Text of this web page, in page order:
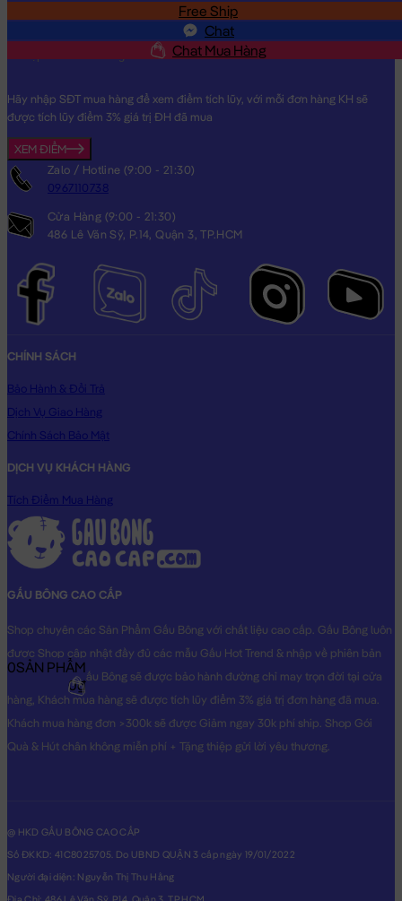
Free Ship
Chat
Chat Mua Hàng
Hãy nhập SĐT mua hàng để xem điểm tích lũy, với mỗi đơn hàng KH sẽ
được tích lũy điểm 3% giá trị ĐH đã mua
XEM ĐIỂM
Zalo / Hotline (9:00 - 21:30)
0967110738
Cửa Hàng (9:00 - 21:30)
486 Lê Văn Sỹ, P.14, Quận 3, TP.HCM
CHÍNH SÁCH
Bảo Hành & Đổi Trả
Dịch Vụ Giao Hàng
Chính Sách Bảo Mật
DỊCH VỤ KHÁCH HÀNG
Tích Điểm Mua Hàng
GẤU BÔNG CAO CẤP
Shop chuyên các Sản Phẩm Gấu Bông với chất liệu cao cấp. Gấu Bông luôn
được Shop cập nhật đầy đủ các mẫu Gấu Hot Trend & nhập về phiên bản
Original nhất. Gấu Bông sẽ được bảo hành đường chỉ may trọn đời tại cửa
hàng, Khách mua hàng sẽ được tích lũy điểm 3% giá trị đơn hàng đã mua.
Khách mua hàng đơn >300k sẽ được Giảm ngay 30k phí ship. Shop Gói
Quà & Hút chân không miễn phí + Tặng thiệp gửi lời yêu thương.
@ HKD GẤU BÔNG CAO CẤP
Số ĐKKD: 41C8025705. Do UBND QUẬN 3 cấp ngày 19/01/2022
Người đại diện: Nguyễn Thị Thu Hằng
0SẢN PHẨM
0₫